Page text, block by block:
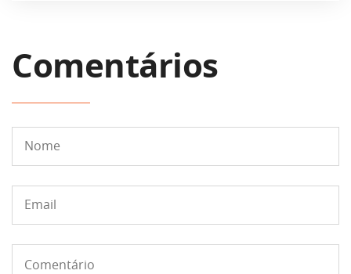
Comentários